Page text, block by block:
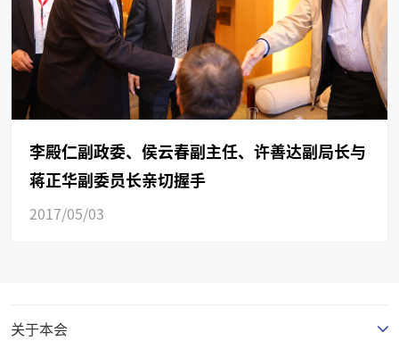
李殿仁副政委、侯云春副主任、许善达副局长与
蒋正华副委员长亲切握手
2017/05/03
关于本会